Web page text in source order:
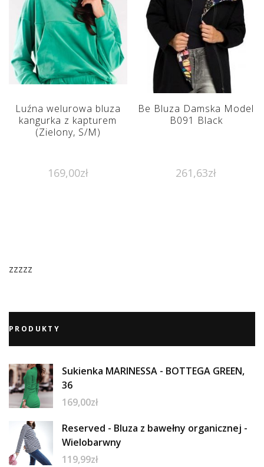
Luźna welurowa bluza
kangurka z kapturem
(Zielony, S/M)
169,00zł
Be Bluza Damska Model
B091 Black
261,63zł
zzzzz
PRODUKTY
Sukienka MARINESSA - BOTTEGA GREEN,
36
169,00zł
Reserved - Bluza z bawełny organicznej -
Wielobarwny
119,99zł